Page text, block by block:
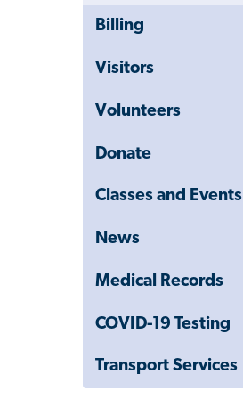
Close
Child
Drawer
Billing
Visitors
Volunteers
Donate
Classes and Events
News
Medical Records
COVID-19 Testing
Transport Services